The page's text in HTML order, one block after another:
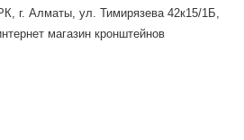
г. Алматы, ул. Тимирязева 42к15/1Б,
магазин кронштейнов